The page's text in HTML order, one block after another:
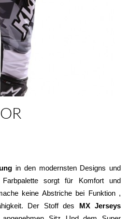
in den modernsten Designs und
sorgt für Komfort und
keine Abstriche bei Funktion ,
Der Stoff des
MX Jerseys